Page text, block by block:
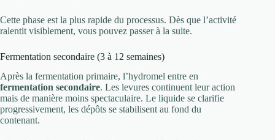
Cette phase est la plus rapide du processus. Dès que l’activité
ralentit visiblement, vous pouvez passer à la suite.
Fermentation secondaire (3 à 12 semaines)
Après la fermentation primaire, l’hydromel entre en
fermentation secondaire. Les levures continuent leur action
mais de manière moins spectaculaire. Le liquide se clarifie
progressivement, les dépôts se stabilisent au fond du
contenant.